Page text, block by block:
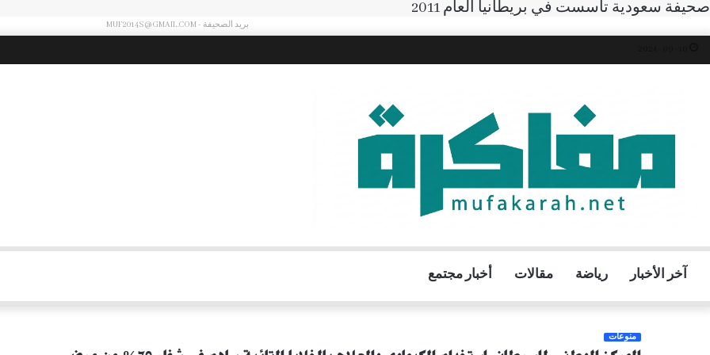
صحيفة سعودية تأسست في بريطانيا العام 2011
بريد الصحيفة - MUF2014S@GMAIL.COM
آخر الأخبار رياضة مقالات أخبار مجتمع
منوعات